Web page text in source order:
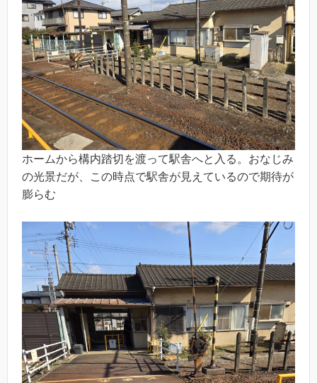
ホームから構内踏切を渡って駅舎へと入る。おなじみ
の光景だが、この時点で駅舎が見えているので期待が
膨らむ